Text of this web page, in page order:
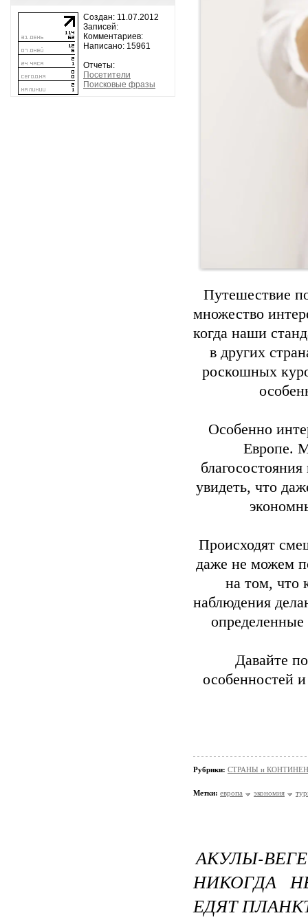
Создан: 11.07.2012
Записей:
Комментариев:
Написано: 15961
Отчеты:
Посетители
Поисковые фразы
Путешествие
множество
когда наши
в других
роскошных
Особенно
Европе.
увидеть, что
Происходят
даже не можем
на том, что
наблюдения
Давайте
особенностей
Рубрики: СТРАНЫ и
Метки: европа экономия
АКУЛЫ-
НИКОГДА
ЕДЯТ